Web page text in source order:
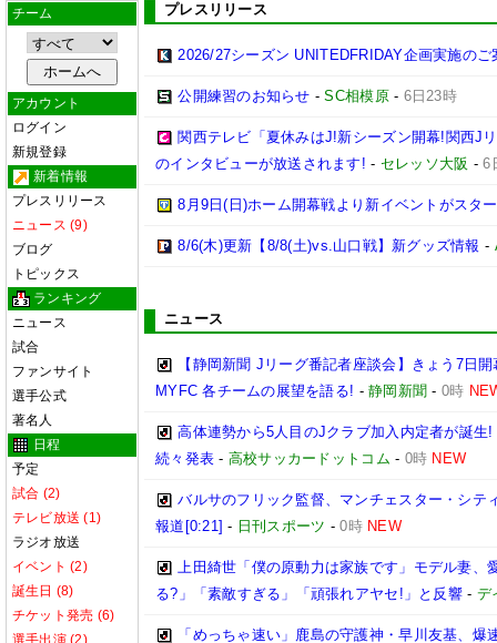
チーム
アカウント
ログイン
新規登録
新着情報
プレスリリース
ニュース (9)
ブログ
トピックス
ランキング
ニュース
試合
ファンサイト
選手公式
著名人
日程
予定
試合 (2)
テレビ放送 (1)
ラジオ放送
イベント (2)
誕生日 (8)
チケット発売 (6)
選手出演 (2)
プレスリリース
2026/27シーズン UNITEDFRIDAY企画実施のご
公開練習のお知らせ -SC相模原- 6日23時
関西テレビ「夏休みはJ!新シーズン開幕!関西J
のインタビューが放送されます! - セレッソ大阪 -6
8月9日(日)ホーム開幕戦より新イベントがスタ
8/6(木)更新【8/8(土)vs.山口戦】新グッズ情報 -
ニュース
【静岡新聞 Jリーグ番記者座談会】きょう7日
MYFC 各チームの展望を語る! -静岡新聞 - 0時
高体連勢から5人目のJクラブ加入内定者が誕
続々発表 - 高校サッカードットコム - 0時 NEW
バルサのフリック監督、マンチェスター・シテ
報道[0:21] - 日刊スポーツ -0時 NEW
上田綺世「僕の原動力は家族です」モデル妻
る?」「素敵すぎる」「頑張れアヤセ!」と反響- デ
「めっちゃ速い」鹿島の守護神・早川友基、